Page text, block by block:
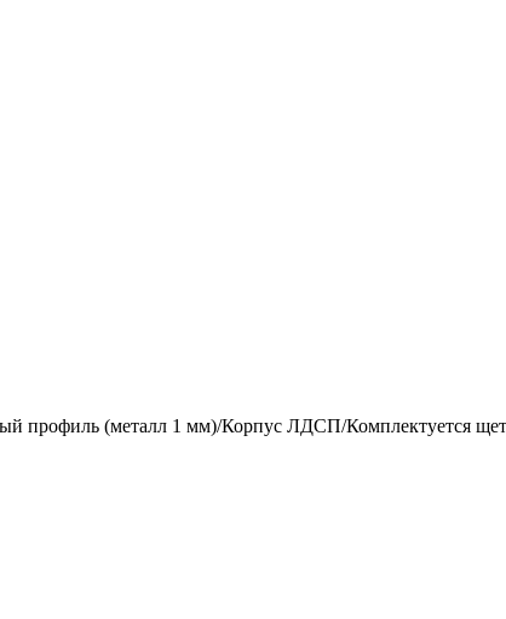
(металл 1 мм)/Корпус ЛДСП/Комплектуется